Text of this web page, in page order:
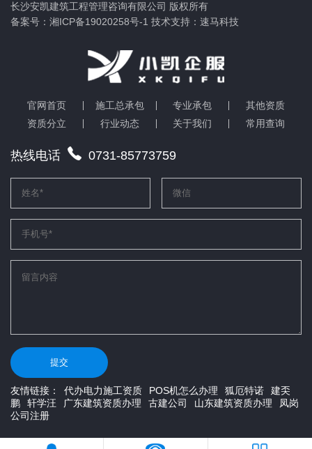
长沙安凯建筑工程管理咨询有限公司 版权所有
备案号：湘ICP备19020258号-1 技术支持：速马科技
官网首页 施工总承包 专业承包
其他资质
资质分立
行业动态 关于我们 常用查询
热线电话 0731-85773759
提交
友情链接： 代办电力施工资质 POS机怎么办理 狐厄特诺
建奀
鹏
轩学汪 广东建筑资质办理 古建公司 山东建筑资质办理
凤岗
公司注册